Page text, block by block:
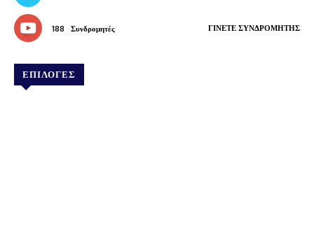
188 Συνδρομητές ΓΊΝΕΤΕ ΣΥΝΔΡΟΜΗΤΉΣ
ΕΠΙΛΟΓΕΣ